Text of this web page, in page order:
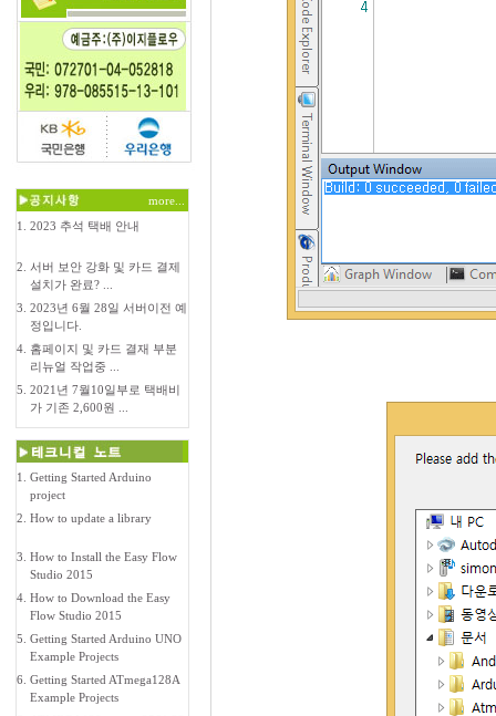
more...
1. 2023 추석 택배 안내
2. 서버 보안 강화 및 카드 결제
설치가 완료? ...
3. 2023년 6월 28일 서버이전 예
정입니다.
4. 홈페이지 및 카드 결재 부분
리뉴얼 작업중 ...
5. 2021년 7월10일부로 택배비
가 기존 2,600원 ...
1. Getting Started Arduino
project
2. How to update a library
3. How to Install the Easy Flow
Studio 2015
4. How to Download the Easy
Flow Studio 2015
5. Getting Started Arduino UNO
Example Projects
6. Getting Started ATmega128A
Example Projects